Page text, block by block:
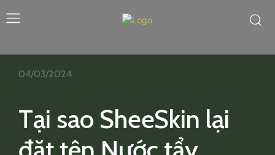
Tại sao SheeSkin lại
04/03/2024